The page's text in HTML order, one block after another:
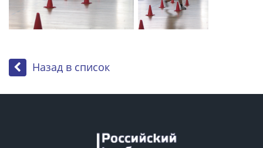
Назад в список